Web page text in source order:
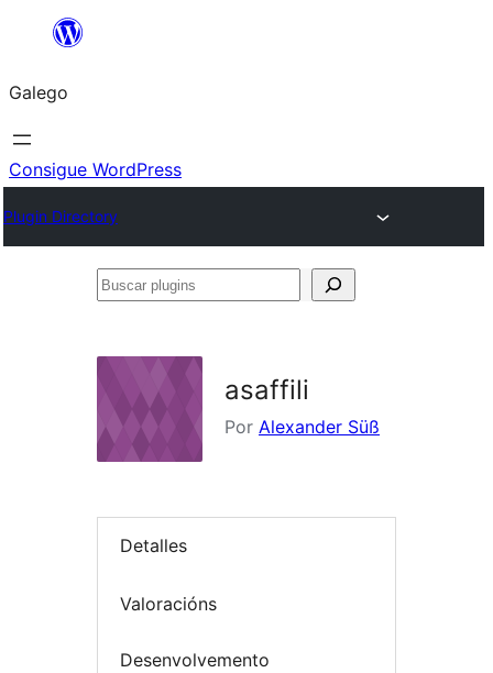
Saltar
contido
Galego
Consigue WordPress
Plugin Directory
Buscar
asaffili
Por Alexander Süß
Detalles
Valoracións
Desenvolvemento